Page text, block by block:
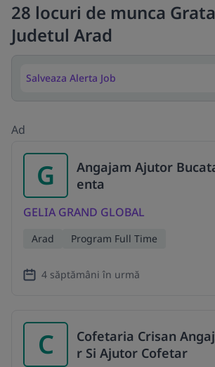
28 locuri de munca
Judetul Arad
Salveaza Alerta Job
Ad
G
Angajam Ajutor
enta
GELIA GRAND GLOBAL
Arad Program Full Time
4 săptămâni în urmă
C
Cofetaria Crisan
r Si Ajutor Cofetar